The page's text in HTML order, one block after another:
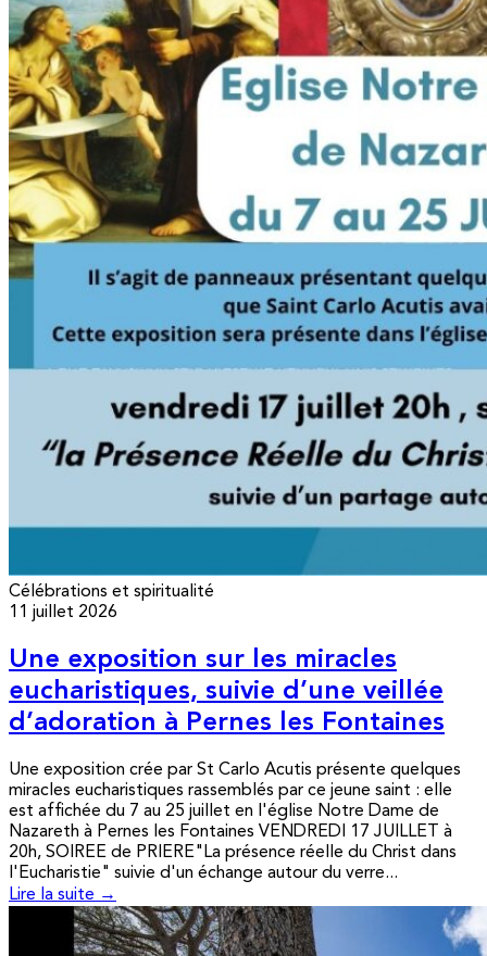
Célébrations et spiritualité
11 juillet 2026
Une exposition sur les miracles
eucharistiques, suivie d’une veillée
d’adoration à Pernes les Fontaines
Une exposition crée par St Carlo Acutis présente quelques
miracles eucharistiques rassemblés par ce jeune saint : elle
est affichée du 7 au 25 juillet en l'église Notre Dame de
Nazareth à Pernes les Fontaines VENDREDI 17 JUILLET à
20h, SOIREE de PRIERE"La présence réelle du Christ dans
l'Eucharistie" suivie d'un échange autour du verre...
Lire la suite →